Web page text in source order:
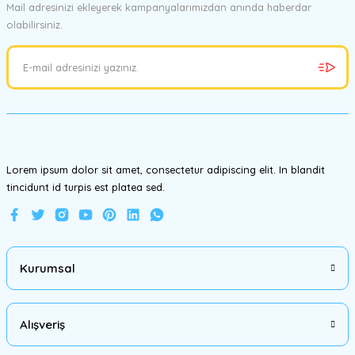
Ürün resmi kalitesiz, bozuk veya görüntülenemiyor.
Ürün bilgilerinde hatalar bulunuyor.
Mail adresinizi ekleyerek kampanyalarımızdan anında haberdar
olabilirsiniz.
Lorem ipsum dolor sit amet, consectetur adipiscing elit. In blandit
tincidunt id turpis est platea sed.
Kurumsal
Alışveriş